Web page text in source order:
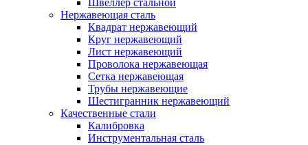
Швеллер стальной
Нержавеющая сталь
Квадрат нержавеющий
Круг нержавеющий
Лист нержавеющий
Проволока нержавеющая
Сетка нержавеющая
Трубы нержавеющие
Шестигранник нержавеющий
Качественные стали
Калибровка
Инструментальная сталь